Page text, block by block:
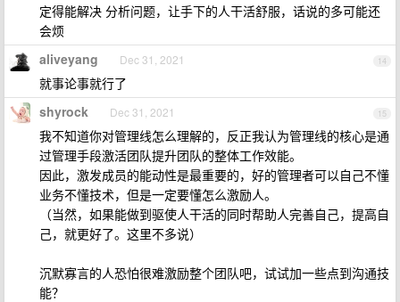
定得能解决 分析问题，让手下的人干活舒服，话说的多可能还
会烦
14
aliveyang Dec 31, 2021
就事论事就行了
15
shyrock Dec 31, 2021
我不知道你对管理线怎么理解的，反正我认为管理线的核心是通
过管理手段激活团队提升团队的整体工作效能。
因此，激发成员的能动性是最重要的，好的管理者可以自己不懂
业务不懂技术，但是一定要懂怎么激励人。
（当然，如果能做到驱使人干活的同时帮助人完善自己，提高自
己，就更好了。这里不多说）
沉默寡言的人恐怕很难激励整个团队吧，试试加一些点到沟通技
能？